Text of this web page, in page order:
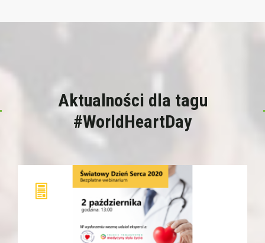
Aktualności dla tagu
#WorldHeartDay